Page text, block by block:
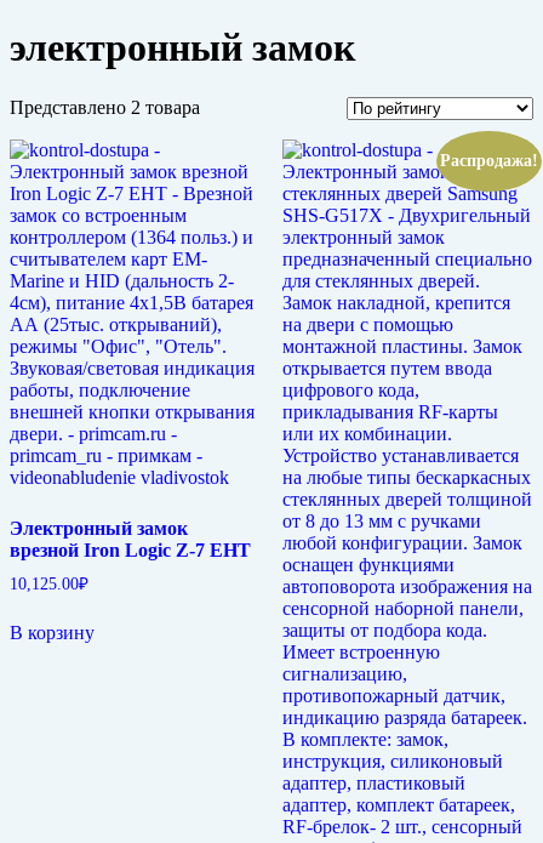
электронный замок
Представлено 2 товара
Электронный замок
врезной Iron Logic Z-7 EHT
10,125.00₽
В корзину
Распродажа!